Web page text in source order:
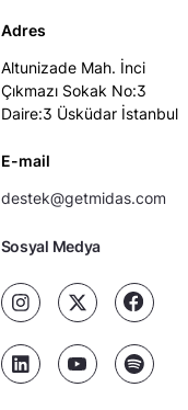
Adres
Altunizade Mah. İnci
Çıkmazı Sokak No:3
Daire:3 Üsküdar İstanbul
E-mail
destek@getmidas.com
Sosyal Medya